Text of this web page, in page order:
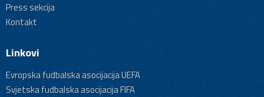
Press sekcija
Kontakt
Linkovi
Evropska fudbalska asocijacija UEFA
Svjetska fudbalska asocijacija FIFA